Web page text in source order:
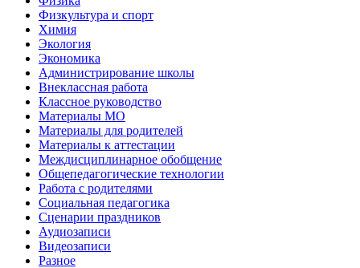
Физкультура и спорт
Химия
Экология
Экономика
Администрирование школы
Внеклассная работа
Классное руководство
Материалы МО
Материалы для родителей
Материалы к аттестации
Междисциплинарное обобщение
Общепедагогические технологии
Работа с родителями
Социальная педагогика
Сценарии праздников
Аудиозаписи
Видеозаписи
Разное